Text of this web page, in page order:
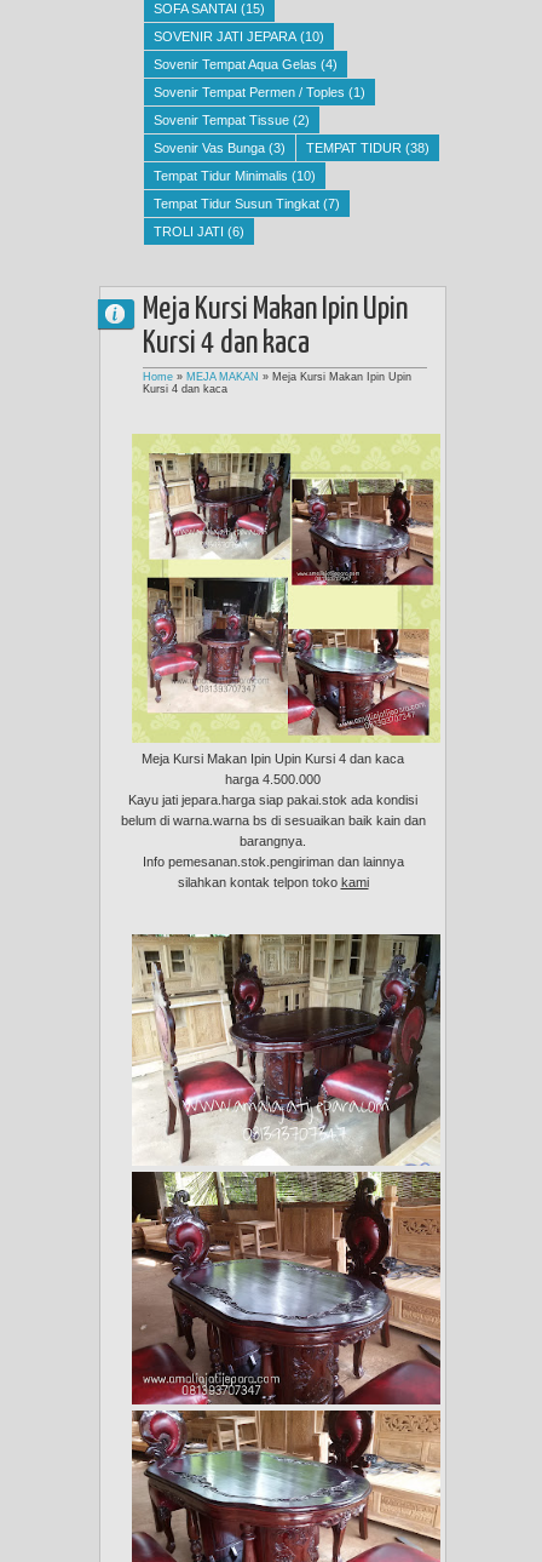
SOFA SANTAI (15)
SOVENIR JATI JEPARA (10)
Sovenir Tempat Aqua Gelas (4)
Sovenir Tempat Permen / Toples (1)
Sovenir Tempat Tissue (2)
Sovenir Vas Bunga (3) TEMPAT TIDUR (38)
Tempat Tidur Minimalis (10)
Tempat Tidur Susun Tingkat (7)
TROLI JATI (6)
Meja Kursi Makan Ipin Upin
Kursi 4 dan kaca
Home » MEJA MAKAN » Meja Kursi Makan Ipin Upin
Kursi 4 dan kaca
Meja Kursi Makan Ipin Upin Kursi 4 dan kaca
harga 4.500.000
Kayu jati jepara.harga siap pakai.stok ada kondisi
belum di warna.warna bs di sesuaikan baik kain dan
barangnya.
Info pemesanan.stok.pengiriman dan lainnya
silahkan kontak telpon toko kami